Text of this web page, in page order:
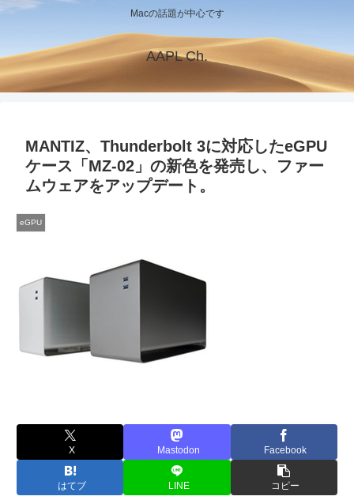
Macの話題が中心です
AAPL Ch.
MANTIZ、Thunderbolt 3に対応したeGPU
ケース「MZ-02」の新色を発売し、ファー
ムウェアをアップデート。
eGPU
X Mastodon Facebook
はてブ LINE コピー